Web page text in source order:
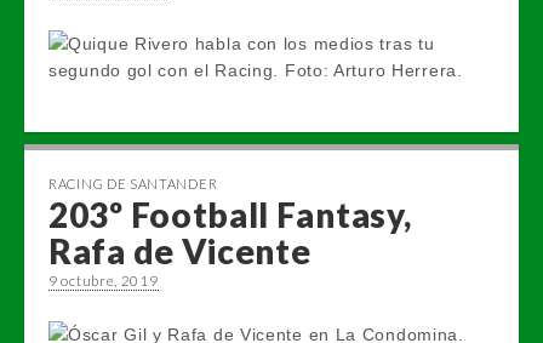
RACING DE SANTANDER
203º Football Fantasy,
Rafa de Vicente
9 octubre, 2019